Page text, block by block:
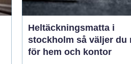
Heltäckningsmatta i
stockholm så väljer du rätt
för hem och kontor